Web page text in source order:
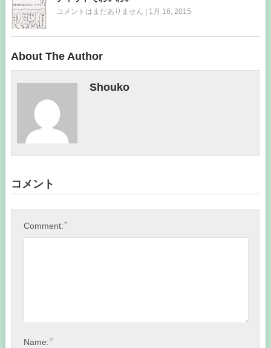
コメントはまだありません 1月 16, 2015
About The Author
Shouko
コメント
Comment:*
Name:*